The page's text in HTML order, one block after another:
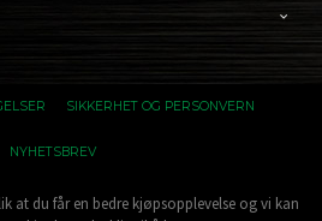
SIKKERHET OG PERSONVERN
NYHETSBREV
at du får en bedre kjøpsopplevelse og vi kan